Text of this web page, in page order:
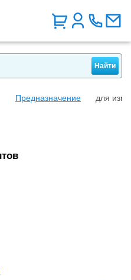
Предназначение для